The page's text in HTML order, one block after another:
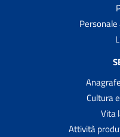
Cultura
Vita
Attività